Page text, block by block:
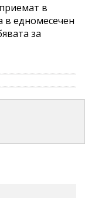
в
в едномесечен
за